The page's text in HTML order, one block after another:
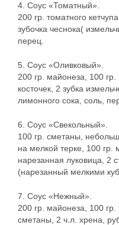
4. Соус «Томатный».
200 гр. томатного
зубочка чеснока(
перец.
5. Соус «Оливковый».
200 гр. майонеза, 100
косточек, 2 зубка
лимонного сока, соль,
6. Соус «Свекольный».
100 гр. сметаны,
на мелкой терке, 100 гр.
нарезанная луковица, 2
(нарезанный мелкими
7. Соус «Нежный».
200 гр. майонеза, 100 гр.
сметаны, 2 ч.л. хрена,